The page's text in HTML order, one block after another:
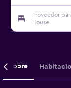
Proveedor
House
Sobre